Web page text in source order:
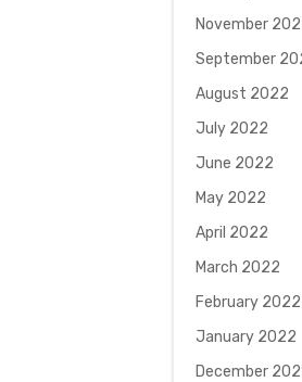
November
September
August 2022
July 2022
June 2022
May 2022
April 2022
March 2022
February 2022
January 2022
December